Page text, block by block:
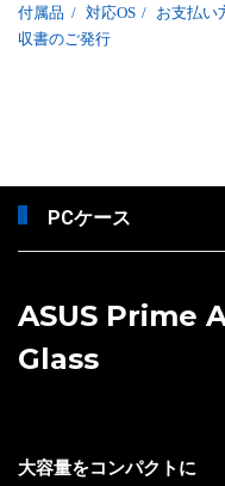
付属品 / 対応OS / お支払い
収書のご発行
PCケース
ASUS Prime
Glass
大容量をコンパクトに